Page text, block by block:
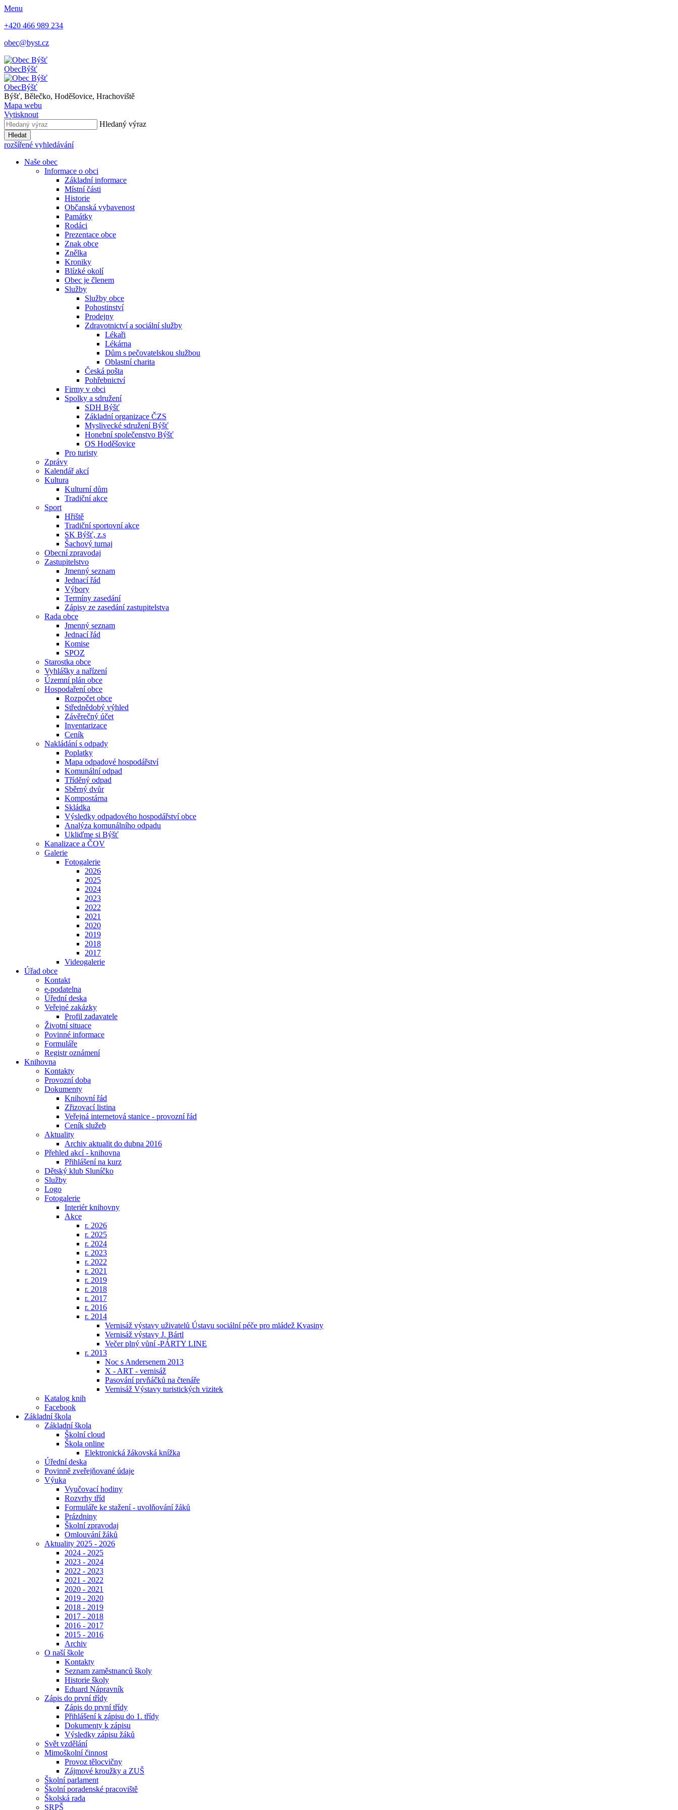
Menu
+420 466 989 234
obec@byst.cz
ObecBýšť
ObecBýšť
Býšť, Bělečko, Hoděšovice, Hrachoviště
Mapa webu
Vytisknout
Hledaný výraz
Hledat
rozšířené vyhledávání
Naše obec
Informace o obci
Základní informace
Místní části
Historie
Občanská vybavenost
Památky
Rodáci
Prezentace obce
Znak obce
Znělka
Kroniky
Blízké okolí
Obec je členem
Služby
Služby obce
Pohostinství
Prodejny
Zdravotnictví a sociální služby
Lékaři
Lékárna
Dům s pečovatelskou službou
Oblastní charita
Česká pošta
Pohřebnictví
Firmy v obci
Spolky a sdružení
SDH Býšť
Základní organizace ČZS
Myslivecké sdružení Býšť
Honební společenstvo Býšť
OS Hoděšovice
Pro turisty
Zprávy
Kalendář akcí
Kultura
Kulturní dům
Tradiční akce
Sport
Hřiště
Tradiční sportovní akce
SK Býšť, z.s
Šachový turnaj
Obecní zpravodaj
Zastupitelstvo
Jmenný seznam
Jednací řád
Výbory
Termíny zasedání
Zápisy ze zasedání zastupitelstva
Rada obce
Jmenný seznam
Jednací řád
Komise
SPOZ
Starostka obce
Vyhlášky a nařízení
Územní plán obce
Hospodaření obce
Rozpočet obce
Střednědobý výhled
Závěrečný účet
Inventarizace
Ceník
Nakládání s odpady
Poplatky
Mapa odpadové hospodářství
Komunální odpad
Tříděný odpad
Sběrný dvůr
Kompostárna
Skládka
Výsledky odpadového hospodářství obce
Analýza komunálního odpadu
Ukliďme si Býšť
Kanalizace a ČOV
Galerie
Fotogalerie
2026
2025
2024
2023
2022
2021
2020
2019
2018
2017
Videogalerie
Úřad obce
Kontakt
e-podatelna
Úřední deska
Veřejné zakázky
Profil zadavatele
Životní situace
Povinné informace
Formuláře
Registr oznámení
Knihovna
Kontakty
Provozní doba
Dokumenty
Knihovní řád
Zřizovací listina
Veřejná internetová stanice - provozní řád
Ceník služeb
Aktuality
Archiv aktualit do dubna 2016
Přehled akcí - knihovna
Přihlášení na kurz
Dětský klub Sluníčko
Služby
Logo
Fotogalerie
Interiér knihovny
Akce
r. 2026
r. 2025
r. 2024
r. 2023
r. 2022
r. 2021
r. 2019
r. 2018
r. 2017
r. 2016
r. 2014
Vernisáž výstavy uživatelů Ústavu sociální péče pro mládež Kvasiny
Vernisáž výstavy J. Bártl
Večer plný vůní -PÁRTY LINE
r. 2013
Noc s Andersenem 2013
X - ART - vernisáž
Pasování prvňáčků na čtenáře
Vernisáž Výstavy turistických vizitek
Katalog knih
Facebook
Základní škola
Základní škola
Školní cloud
Škola online
Elektronická žákovská knížka
Úřední deska
Povinně zveřejňované údaje
Výuka
Vyučovací hodiny
Rozvrhy tříd
Formuláře ke stažení - uvolňování žáků
Prázdniny
Školní zpravodaj
Omlouvání žáků
Aktuality 2025 - 2026
2024 - 2025
2023 - 2024
2022 - 2023
2021 - 2022
2020 - 2021
2019 - 2020
2018 - 2019
2017 - 2018
2016 - 2017
2015 - 2016
Archiv
O naší škole
Kontakty
Seznam zaměstnanců školy
Historie školy
Eduard Nápravník
Zápis do první třídy
Zápis do první třídy
Přihlášení k zápisu do 1. třídy
Dokumenty k zápisu
Výsledky zápisu žáků
Svět vzdělání
Mimoškolní činnost
Provoz tělocvičny
Zájmové kroužky a ZUŠ
Školní parlament
Školní poradenské pracoviště
Školská rada
SRPŠ